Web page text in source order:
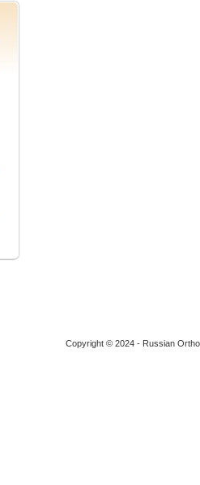
Copyright © 2024 - Russian